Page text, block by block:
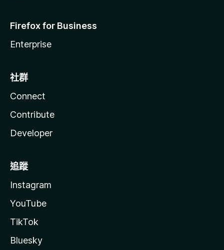
Firefox for Business
Enterprise
社群
Connect
Contribute
Developer
追蹤
Instagram
YouTube
TikTok
Bluesky